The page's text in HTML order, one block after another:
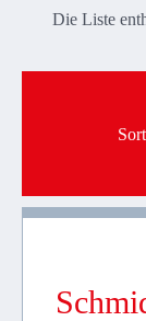
Die Liste